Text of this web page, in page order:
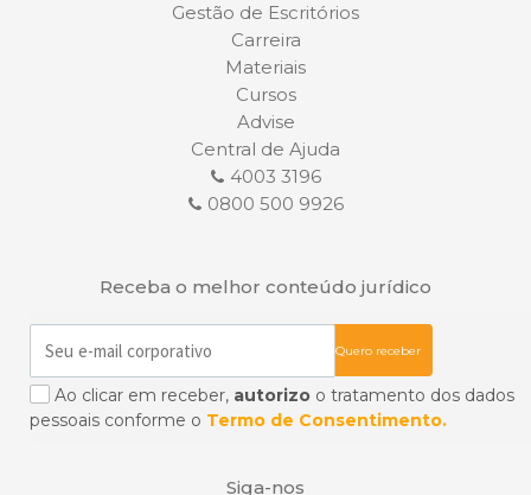
Gestão de Escritórios
Carreira
Materiais
Cursos
Advise
Central de Ajuda
4003 3196
0800 500 9926
Receba o melhor conteúdo jurídico
Ao clicar em receber,autorizo o tratamento dos dados
pessoais conforme o Termo de Consentimento.
Siga-nos